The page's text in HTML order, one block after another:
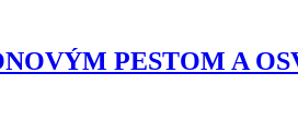
PESTOM A